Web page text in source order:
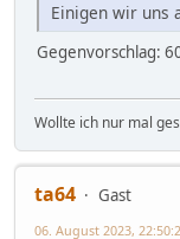
Einigen wir uns
Gegenvorschlag:
Wollte ich nur mal
ta64
Gast
06. August 2023,